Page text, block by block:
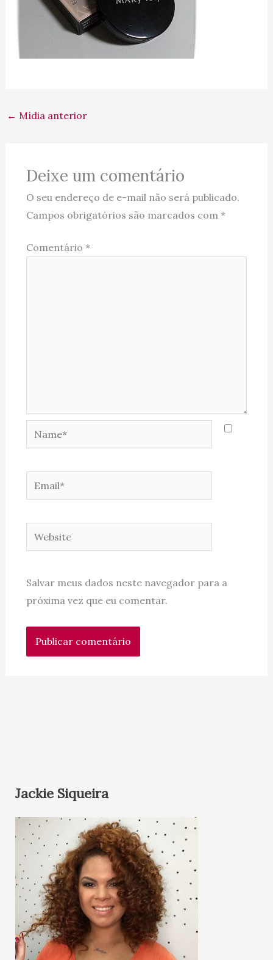
← Mídia anterior
Deixe um comentário
O seu endereço de e-mail não será publicado.
Campos obrigatórios são marcados com *
Comentário *
Name*
Email*
Website
Salvar meus dados neste navegador para a
próxima vez que eu comentar.
Jackie Siqueira